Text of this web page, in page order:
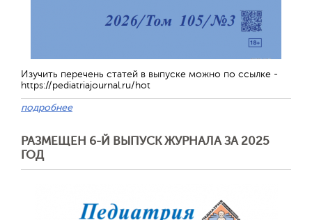
Изучить перечень статей в выпуске можно по ссылке -
https://pediatriajournal.ru/hot
подробнее
РАЗМЕЩЕН 6-Й ВЫПУСК ЖУРНАЛА ЗА 2025
ГОД